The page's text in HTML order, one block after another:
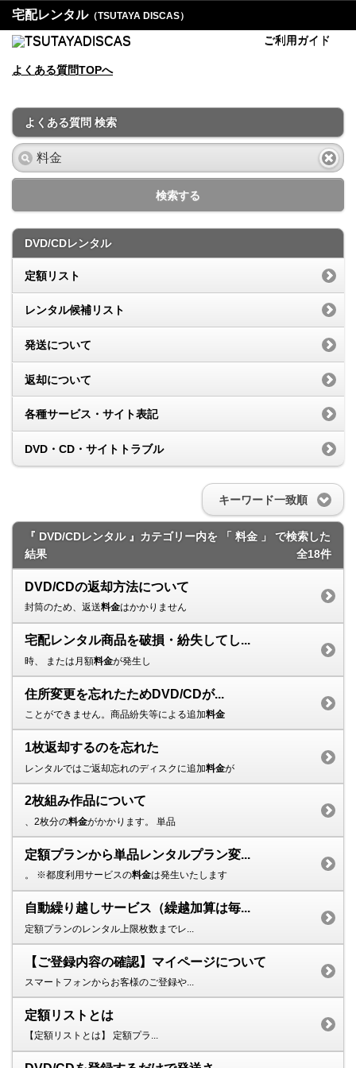
宅配レンタル（TSUTAYA DISCAS）
ご利用ガイド
よくある質問TOPへ
よくある質問 検索
検索する
DVD/CDレンタル
定額リスト
レンタル候補リスト
発送について
返却について
各種サービス・サイト表記
DVD・CD・サイトトラブル
キーワード一致順
『 DVD/CDレンタル 』カテゴリー内を 「 料金 」 で検索した
結果
全18件
DVD/CDの返却方法について
封筒のため、返送料金はかかりません
宅配レンタル商品を破損・紛失してし...
時、 または月額料金が発生し
住所変更を忘れたためDVD/CDが...
ことができません。商品紛失等による追加料金
1枚返却するのを忘れた
レンタルではご返却忘れのディスクに追加料金が
2枚組み作品について
、2枚分の料金がかかります。 単品
定額プランから単品レンタルプラン変...
。 ※都度利用サービスの料金は発生いたします
自動繰り越しサービス（繰越加算は毎...
定額プランのレンタル上限枚数までレ...
【ご登録内容の確認】マイページについて
スマートフォンからお客様のご登録や...
定額リストとは
【定額リストとは】 定額プラ...